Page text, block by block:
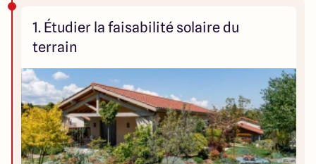
1. Étudier la faisabilité solaire du
terrain